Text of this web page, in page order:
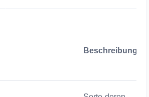
Beschreibung